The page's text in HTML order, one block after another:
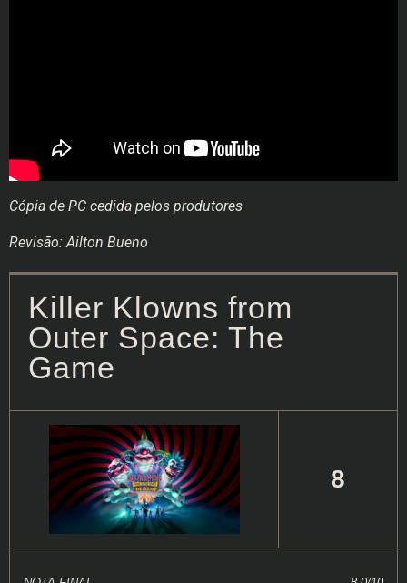
Cópia de PC cedida pelos produtores
Revisão: Ailton Bueno
Killer Klowns from
Outer Space: The
Game
8